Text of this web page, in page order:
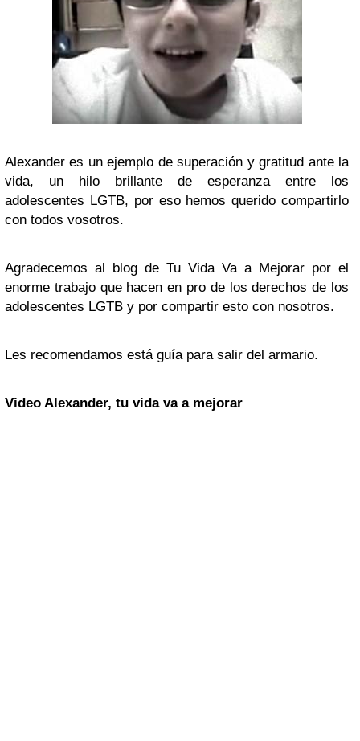
Alexander es un ejemplo de superación y gratitud ante la
vida, un hilo brillante de esperanza entre los
adolescentes LGTB, por eso hemos querido compartirlo
con todos vosotros.
Agradecemos al blog de Tu Vida Va a Mejorar por el
enorme trabajo que hacen en pro de los derechos de los
adolescentes LGTB y por compartir esto con nosotros.
Les recomendamos está guía para salir del armario.
Video Alexander, tu vida va a mejorar